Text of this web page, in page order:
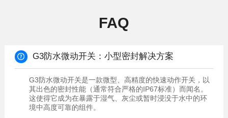
FAQ
G3防水微动开关：小型密封解决方案
境中高度可靠的组件。